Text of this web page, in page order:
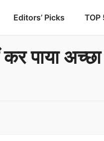
Editors’ Picks TOP
पाया अच्छा